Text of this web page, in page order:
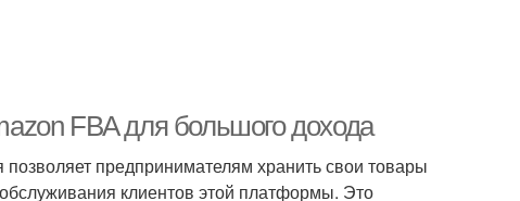
FBA для большого дохода
предпринимателям хранить свои товары
клиентов этой платформы. Это